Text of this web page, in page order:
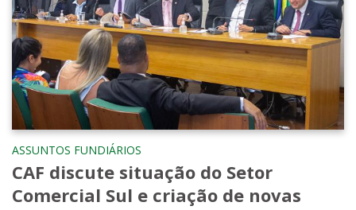
ASSUNTOS FUNDIÁRIOS
CAF discute situação do Setor
Comercial Sul e criação de novas